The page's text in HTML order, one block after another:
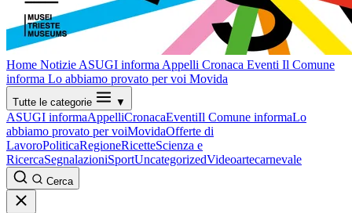
Home Notizie ASUGI informa Appelli Cronaca Eventi Il Comune
informa Lo abbiamo provato per voi Movida
Tutte le categorie ▼
ASUGI informaAppelliCronacaEventiIl Comune informaLo
abbiamo provato per voiMovidaOfferte di
LavoroPoliticaRegioneRicetteScienza e
RicercaSegnalazioniSportUncategorizedVideoartecarnevale
Cerca